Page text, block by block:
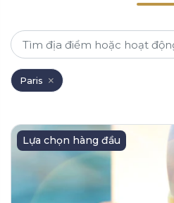
Paris
Lựa chọn hàng đầu